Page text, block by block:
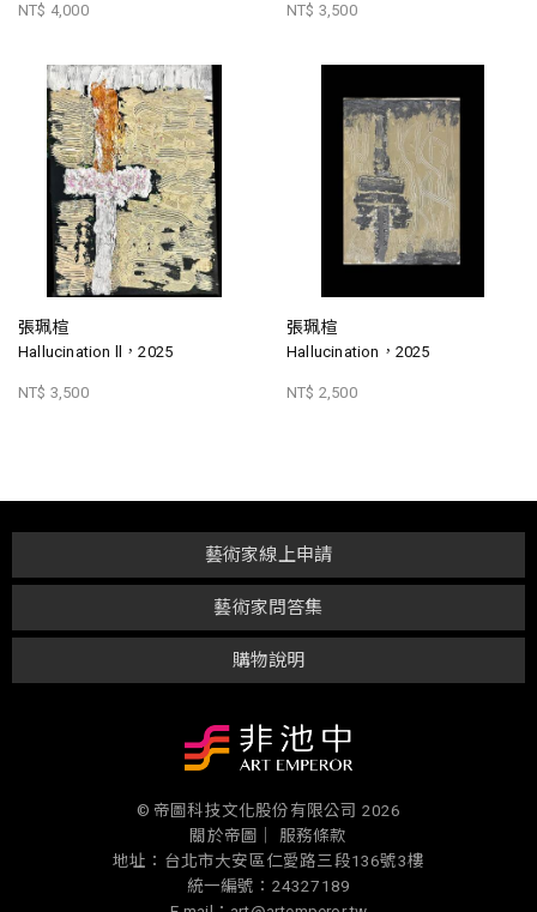
NT$ 4,000 NT$ 3,500
張珮楦
Hallucination ll，2025
NT$ 3,500
張珮楦
Hallucination，2025
NT$ 2,500
購物說明
藝術家問答集
藝術家線上申請
© 帝圖科技文化股份有限公司 2026
關於帝圖｜
服務條款
地址：台北市大安區仁愛路三段136號3樓
統一編號：24327189